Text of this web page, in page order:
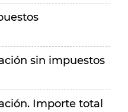
sin impuestos
Importe total